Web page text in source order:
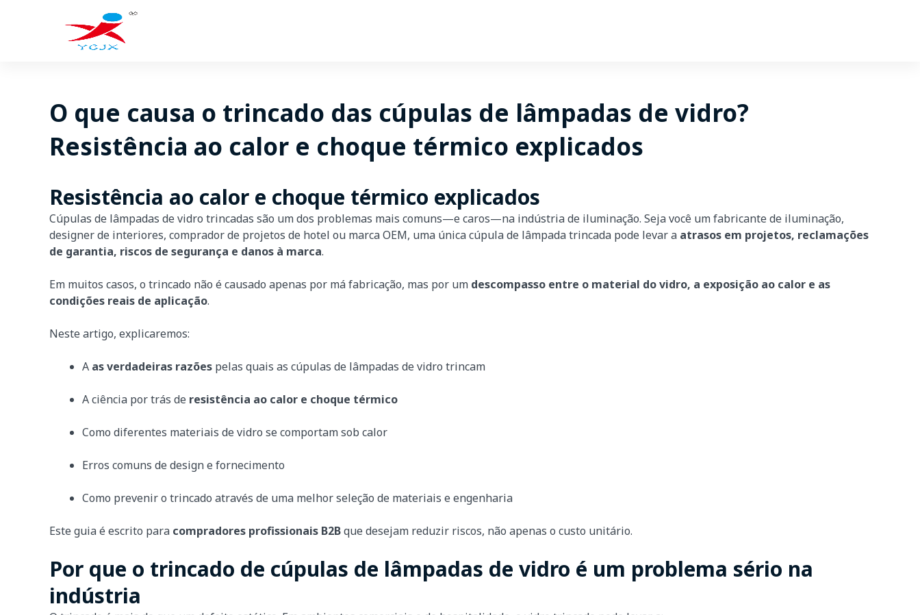
O que causa o trincado das cúpulas de lâmpadas de vidro?
Resistência ao calor e choque térmico explicados
Resistência ao calor e choque térmico explicados
Cúpulas de lâmpadas de vidro trincadas são um dos problemas mais comuns—e caros—na indústria de iluminação. Seja você um fabricante de iluminação,
designer de interiores, comprador de projetos de hotel ou marca OEM, uma única cúpula de lâmpada trincada pode levar a atrasos em projetos, reclamações
de garantia, riscos de segurança e danos à marca.
Em muitos casos, o trincado não é causado apenas por má fabricação, mas por um descompasso entre o material do vidro, a exposição ao calor e as
condições reais de aplicação.
Neste artigo, explicaremos:
A as verdadeiras razões pelas quais as cúpulas de lâmpadas de vidro trincam
A ciência por trás de resistência ao calor e choque térmico
Como diferentes materiais de vidro se comportam sob calor
Erros comuns de design e fornecimento
Como prevenir o trincado através de uma melhor seleção de materiais e engenharia
Este guia é escrito para compradores profissionais B2Bque desejam reduzir riscos, não apenas o custo unitário.
Por que o trincado de cúpulas de lâmpadas de vidro é um problema sério na
indústria